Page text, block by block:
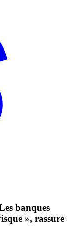
banques
», rassure